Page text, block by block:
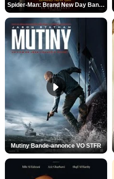
Spider-Man: Brand New Day Bande-annonce VO STFR
Mutiny Bande-annonce VO STFR